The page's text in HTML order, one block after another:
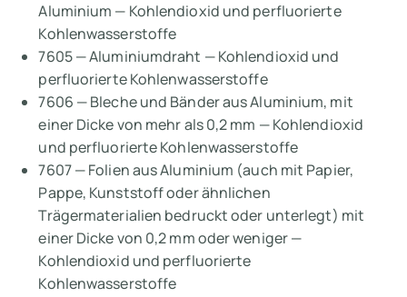
Aluminium — Kohlendioxid und perfluorierte
Kohlenwasserstoffe
7605 — Aluminiumdraht — Kohlendioxid und
perfluorierte Kohlenwasserstoffe
7606 — Bleche und Bänder aus Aluminium, mit
einer Dicke von mehr als 0,2 mm — Kohlendioxid
und perfluorierte Kohlenwasserstoffe
7607 — Folien aus Aluminium (auch mit Papier,
Pappe, Kunststoff oder ähnlichen
Trägermaterialien bedruckt oder unterlegt) mit
einer Dicke von 0,2 mm oder weniger —
Kohlendioxid und perfluorierte
Kohlenwasserstoffe